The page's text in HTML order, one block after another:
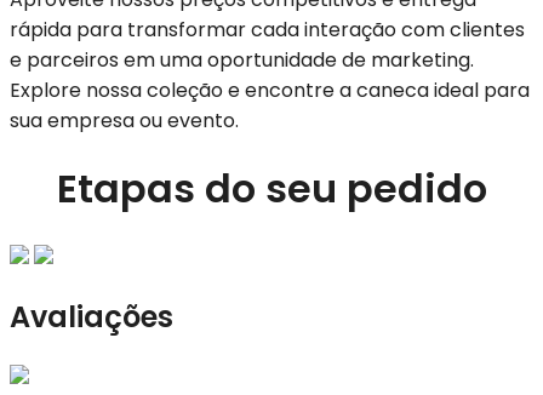
rápida para transformar cada interação com clientes
e parceiros em uma oportunidade de marketing.
Explore nossa coleção e encontre a caneca ideal para
sua empresa ou evento.
Etapas do seu pedido
Avaliações